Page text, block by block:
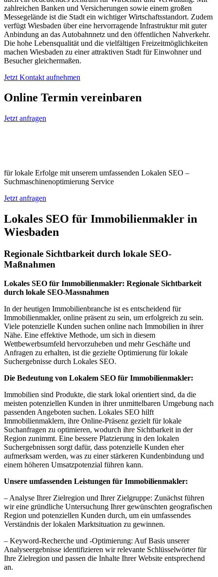
zahlreichen Banken und Versicherungen sowie einem großen
Messegelände ist die Stadt ein wichtiger Wirtschaftsstandort. Zudem
verfügt Wiesbaden über eine hervorragende Infrastruktur mit guter
Anbindung an das Autobahnnetz und den öffentlichen Nahverkehr.
Die hohe Lebensqualität und die vielfältigen Freizeitmöglichkeiten
machen Wiesbaden zu einer attraktiven Stadt für Einwohner und
Besucher gleichermaßen.
Jetzt Kontakt aufnehmen
Online Termin vereinbaren
Jetzt anfragen
für lokale Erfolge mit unserem umfassenden Lokalen SEO –
Suchmaschinenoptimierung Service
Jetzt anfragen
Lokales SEO für Immobilienmakler in
Wiesbaden
Regionale Sichtbarkeit durch lokale SEO-
Maßnahmen
Lokales SEO für Immobilienmakler: Regionale Sichtbarkeit
durch lokale SEO-Massnahmen
In der heutigen Immobilienbranche ist es entscheidend für
Immobilienmakler, online präsent zu sein, um erfolgreich zu sein.
Viele potenzielle Kunden suchen online nach Immobilien in ihrer
Nähe. Eine effektive Methode, um sich in diesem
Wettbewerbsumfeld hervorzuheben und mehr Geschäfte und
Anfragen zu erhalten, ist die gezielte Optimierung für lokale
Suchergebnisse durch Lokales SEO.
Die Bedeutung von Lokalem SEO für Immobilienmakler:
Immobilien sind Produkte, die stark lokal orientiert sind, da die
meisten potenziellen Kunden in ihrer unmittelbaren Umgebung nach
passenden Angeboten suchen. Lokales SEO hilft
Immobilienmaklern, ihre Online-Präsenz gezielt für lokale
Suchanfragen zu optimieren, wodurch ihre Sichtbarkeit in der
Region zunimmt. Eine bessere Platzierung in den lokalen
Suchergebnissen sorgt dafür, dass potenzielle Kunden eher
aufmerksam werden, was zu einer stärkeren Kundenbindung und
einem höheren Umsatzpotenzial führen kann.
Unsere umfassenden Leistungen für Immobilienmakler:
– Analyse Ihrer Zielregion und Ihrer Zielgruppe: Zunächst führen
wir eine gründliche Untersuchung Ihrer gewünschten geografischen
Region und potenziellen Kunden durch, um ein umfassendes
Verständnis der lokalen Marktsituation zu gewinnen.
– Keyword-Recherche und -Optimierung: Auf Basis unserer
Analyseergebnisse identifizieren wir relevante Schlüsselwörter für
Ihre Zielregion und passen die Inhalte Ihrer Website entsprechend
an.